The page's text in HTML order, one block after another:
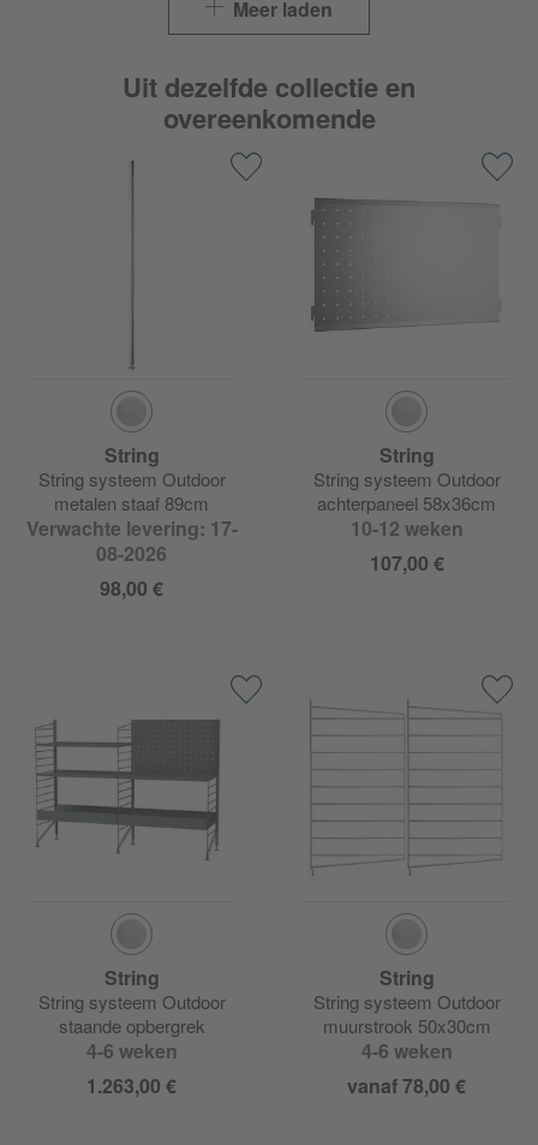
Meer laden
Uit dezelfde collectie en
overeenkomende
String
String systeem Outdoor
metalen staaf 89cm
Verwachte levering: 17-
08-2026
98,00 €
String
String systeem Outdoor
achterpaneel 58x36cm
10-12 weken
107,00 €
String
String systeem Outdoor
staande opbergrek
116x85x60cm
4-6 weken
1.263,00 €
String
String systeem Outdoor
muurstrook 50x30cm
4-6 weken
vanaf 78,00 €